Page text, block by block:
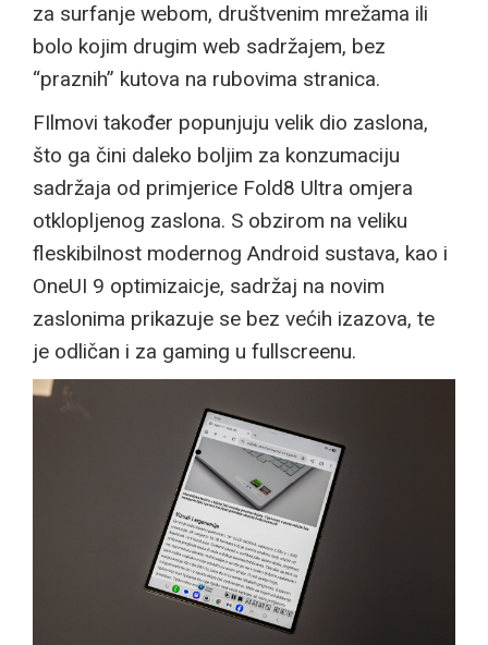
za surfanje webom, društvenim mrežama ili
bolo kojim drugim web sadržajem, bez
“praznih” kutova na rubovima stranica.
FIlmovi također popunjuju velik dio zaslona,
što ga čini daleko boljim za konzumaciju
sadržaja od primjerice Fold8 Ultra omjera
otklopljenog zaslona. S obzirom na veliku
fleskibilnost modernog Android sustava, kao i
OneUI 9 optimizaicje, sadržaj na novim
zaslonima prikazuje se bez većih izazova, te
je odličan i za gaming u fullscreenu.